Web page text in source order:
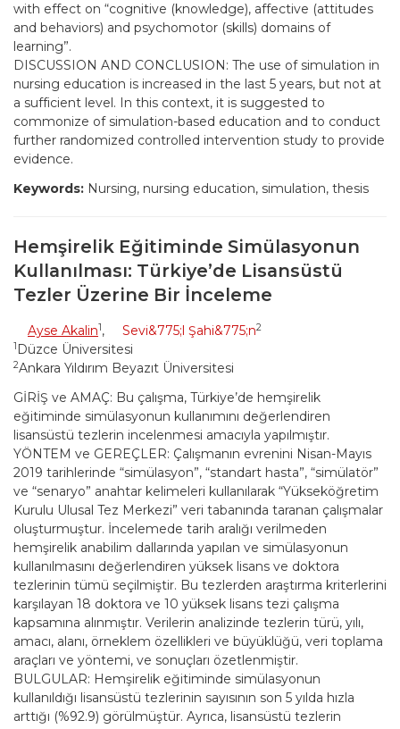
with effect on “cognitive (knowledge), affective (attitudes
and behaviors) and psychomotor (skills) domains of
learning”.
DISCUSSION AND CONCLUSION: The use of simulation in
nursing education is increased in the last 5 years, but not at
a sufficient level. In this context, it is suggested to
commonize of simulation-based education and to conduct
further randomized controlled intervention study to provide
evidence.
Keywords: Nursing, nursing education, simulation, thesis
Hemşirelik Eğitiminde Simülasyonun
Kullanılması: Türkiye’de Lisansüstü
Tezler Üzerine Bir İnceleme
Ayse Akalin1, Sevi&775;l Şahi&775;n2
1 Düzce Üniversitesi
2Ankara Yıldırım Beyazıt Üniversitesi
GİRİŞ ve AMAÇ: Bu çalışma, Türkiye’de hemşirelik
eğitiminde simülasyonun kullanımını değerlendiren
lisansüstü tezlerin incelenmesi amacıyla yapılmıştır.
YÖNTEM ve GEREÇLER: Çalışmanın evrenini Nisan-Mayıs
2019 tarihlerinde “simülasyon”, “standart hasta”, “simülatör”
ve “senaryo” anahtar kelimeleri kullanılarak “Yükseköğretim
Kurulu Ulusal Tez Merkezi” veri tabanında taranan çalışmalar
oluşturmuştur. İncelemede tarih aralığı verilmeden
hemşirelik anabilim dallarında yapılan ve simülasyonun
kullanılmasını değerlendiren yüksek lisans ve doktora
tezlerinin tümü seçilmiştir. Bu tezlerden araştırma kriterlerini
karşılayan 18 doktora ve 10 yüksek lisans tezi çalışma
kapsamına alınmıştır. Verilerin analizinde tezlerin türü, yılı,
amacı, alanı, örneklem özellikleri ve büyüklüğü, veri toplama
araçları ve yöntemi, ve sonuçları özetlenmiştir.
BULGULAR: Hemşirelik eğitiminde simülasyonun
kullanıldığı lisansüstü tezlerinin sayısının son 5 yılda hızla
arttığı (%92.9) görülmüştür. Ayrıca, lisansüstü tezlerin